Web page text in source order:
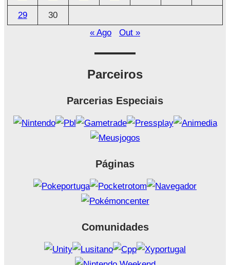
29
30
« Ago
Out »
Parceiros
Parcerias Especiais
Páginas
Comunidades